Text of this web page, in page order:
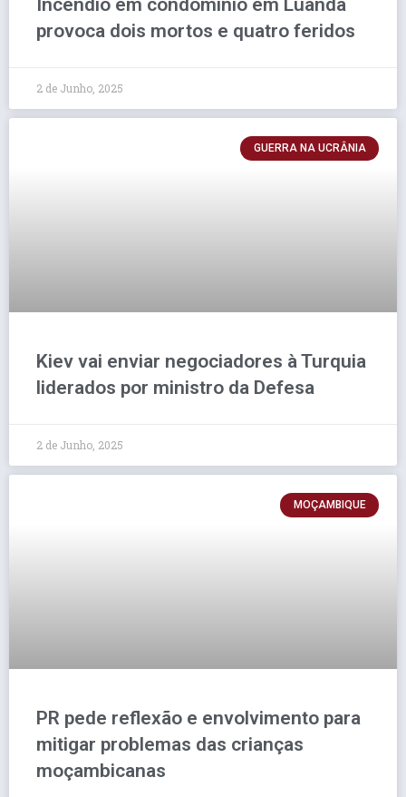
Incêndio em condomínio em Luanda
provoca dois mortos e quatro feridos
2 de Junho, 2025
GUERRA NA UCRÂNIA
Kiev vai enviar negociadores à Turquia
liderados por ministro da Defesa
2 de Junho, 2025
MOÇAMBIQUE
PR pede reflexão e envolvimento para
mitigar problemas das crianças
moçambicanas